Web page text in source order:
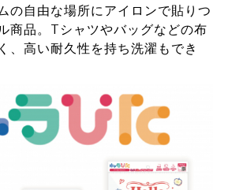
の自由な場所にアイロンで貼りつ
商品。Tシャツやバッグなどの布
、高い耐久性を持ち洗濯もでき